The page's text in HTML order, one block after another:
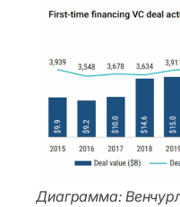
Диаграмма: